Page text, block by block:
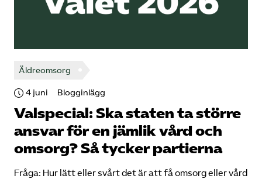
Äldreomsorg
4 juni Blogginlägg
Valspecial: Ska staten ta större
ansvar för en jämlik vård och
omsorg? Så tycker partierna
Fråga: Hur lätt eller svårt det är att få omsorg eller vård